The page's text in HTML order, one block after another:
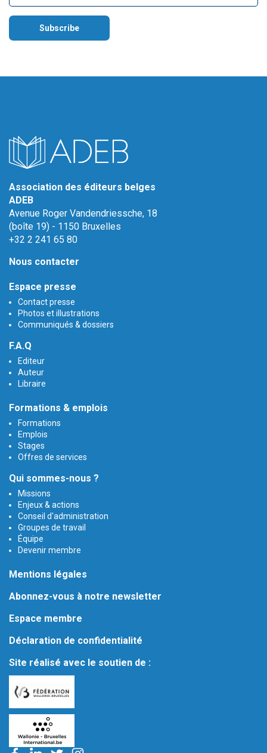
Association des éditeurs belges
ADEB
Avenue Roger Vandendriessche, 18
(boîte 19) - 1150 Bruxelles
+32 2 241 65 80
Nous contacter
Espace presse
Contact presse
Photos et illustrations
Communiqués & dossiers
F.A.Q
Editeur
Auteur
Libraire
Formations & emplois
Formations
Emplois
Stages
Offres de services
Qui sommes-nous ?
Missions
Enjeux & actions
Conseil d'administration
Groupes de travail
Équipe
Devenir membre
Mentions légales
Abonnez-vous à notre newsletter
Espace membre
Déclaration de confidentialité
Site réalisé avec le soutien de :